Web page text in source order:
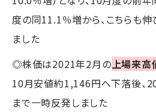
度の同11.1％増から、こちらも伸
ました
◎株価は2021年2月の 上場来
10月安値約1,146円へ下落後、
まで一時反発しました